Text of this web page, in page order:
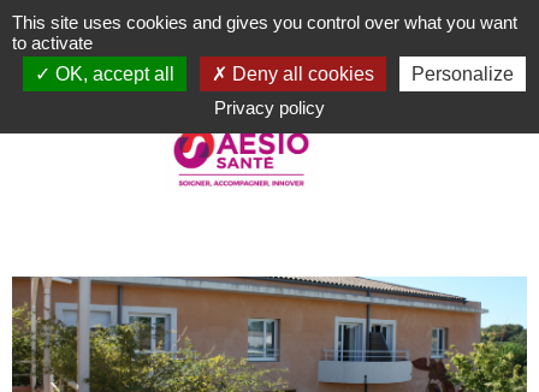
Aller
au
contenu
This site uses cookies and gives you control over what you want
to activate
OK, accept all
Deny all cookies
Personalize
Privacy policy